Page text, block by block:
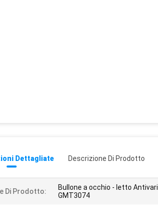
Dettagliate Descrizione Di Prodotto
Di Prodotto:
Bullone a occhio - letto Antivari
GMT3074